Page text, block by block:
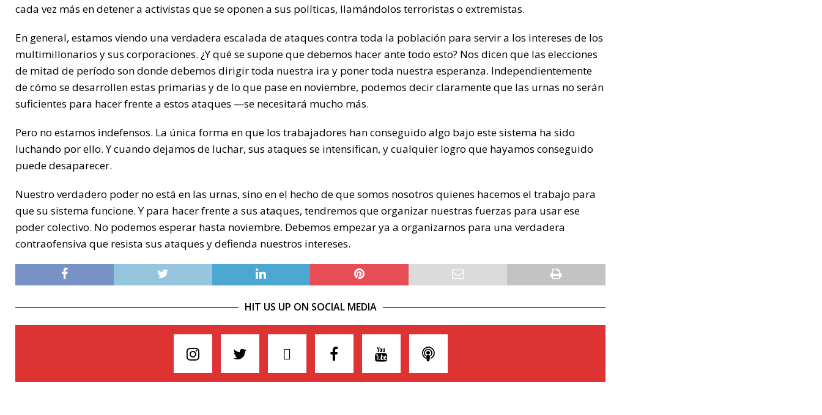
cada vez más en detener a activistas que se oponen a sus políticas, llamándolos terroristas o extremistas.
En general, estamos viendo una verdadera escalada de ataques contra toda la población para servir a los intereses de los
multimillonarios y sus corporaciones. ¿Y qué se supone que debemos hacer ante todo esto? Nos dicen que las elecciones
de mitad de período son donde debemos dirigir toda nuestra ira y poner toda nuestra esperanza. Independientemente
de cómo se desarrollen estas primarias y de lo que pase en noviembre, podemos decir claramente que las urnas no serán
suficientes para hacer frente a estos ataques —se necesitará mucho más.
Pero no estamos indefensos. La única forma en que los trabajadores han conseguido algo bajo este sistema ha sido
luchando por ello. Y cuando dejamos de luchar, sus ataques se intensifican, y cualquier logro que hayamos conseguido
puede desaparecer.
Nuestro verdadero poder no está en las urnas, sino en el hecho de que somos nosotros quienes hacemos el trabajo para
que su sistema funcione. Y para hacer frente a sus ataques, tendremos que organizar nuestras fuerzas para usar ese
poder colectivo. No podemos esperar hasta noviembre. Debemos empezar ya a organizarnos para una verdadera
contraofensiva que resista sus ataques y defienda nuestros intereses.
HIT US UP ON SOCIAL MEDIA